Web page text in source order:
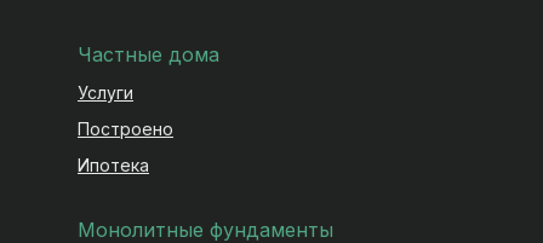
Частные дома
Услуги
Построено
Ипотека
Монолитные фундаменты